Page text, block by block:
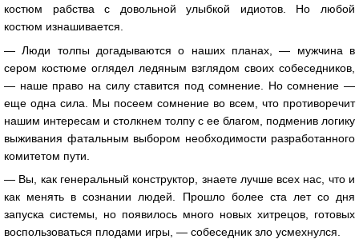
костюм рабства с довольной улыбкой идиотов. Но любой
костюм изнашивается.
— Люди толпы догадываются о наших планах, — мужчина в
сером костюме оглядел ледяным взглядом своих собеседников,
— наше право на силу ставится под сомнение. Но сомнение —
еще одна сила. Мы посеем сомнение во всем, что противоречит
нашим интересам и столкнем толпу с ее благом, подменив логику
выживания фатальным выбором необходимости разработанного
комитетом пути.
— Вы, как генеральный конструктор, знаете лучше всех нас, что и
как менять в сознании людей. Прошло более ста лет со дня
запуска системы, но появилось много новых хитрецов, готовых
воспользоваться плодами игры, — собеседник зло усмехнулся.